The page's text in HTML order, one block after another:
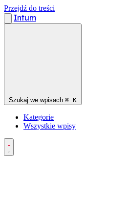
Przejdź do treści
Intum
Szukaj we wpisach ⌘ K
Kategorie
Wszystkie wpisy